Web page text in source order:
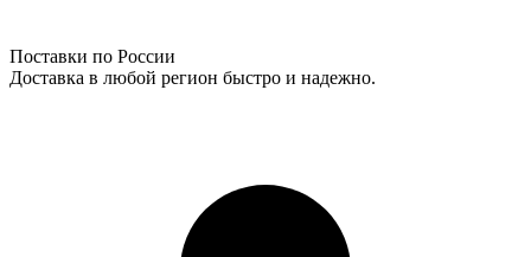
Поставки по России
Доставка в любой регион быстро и надежно.